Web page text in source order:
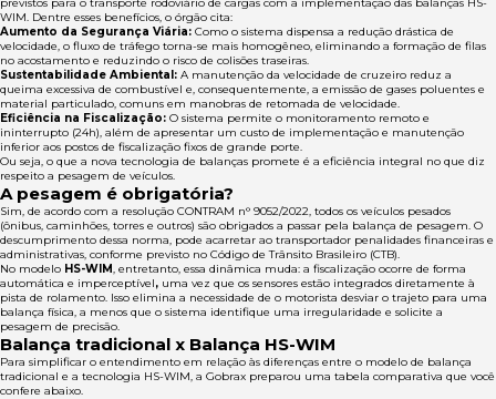
WIM. Dentre esses benefícios, o órgão cita:
Aumento da Segurança Viária: Como o sistema dispensa a redução drástica de
velocidade, o fluxo de tráfego torna-se mais homogêneo, eliminando a formação de filas
no acostamento e reduzindo o risco de colisões traseiras.
Sustentabilidade Ambiental: A manutenção da velocidade de cruzeiro reduz a
queima excessiva de combustível e, consequentemente, a emissão de gases poluentes e
material particulado, comuns em manobras de retomada de velocidade.
Eficiência na Fiscalização: O sistema permite o monitoramento remoto e
ininterrupto (24h), além de apresentar um custo de implementação e manutenção
inferior aos postos de fiscalização fixos de grande porte.
Ou seja, o que a nova tecnologia de balanças promete é a eficiência integral no que diz
respeito a pesagem de veículos.
A pesagem é obrigatória?
Sim, de acordo com a resolução CONTRAM n° 9052/2022, todos os veículos pesados
(ônibus, caminhões, torres e outros) são obrigados a passar pela balança de pesagem. O
descumprimento dessa norma, pode acarretar ao transportador penalidades financeiras e
administrativas, conforme previsto no Código de Trânsito Brasileiro (CTB).
No modelo HS-WIM, entretanto, essa dinâmica muda: a fiscalização ocorre de forma
automática e imperceptível, uma vez que os sensores estão integrados diretamente à
pista de rolamento. Isso elimina a necessidade de o motorista desviar o trajeto para uma
balança física, a menos que o sistema identifique uma irregularidade e solicite a
pesagem de precisão.
Balança tradicional x Balança HS-WIM
Para simplificar o entendimento em relação às diferenças entre o modelo de balança
tradicional e a tecnologia HS-WIM, a Gobrax preparou uma tabela comparativa que você
confere abaixo.